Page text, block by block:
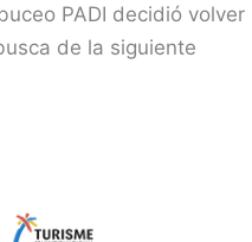
PADI decidió volver
de la siguiente